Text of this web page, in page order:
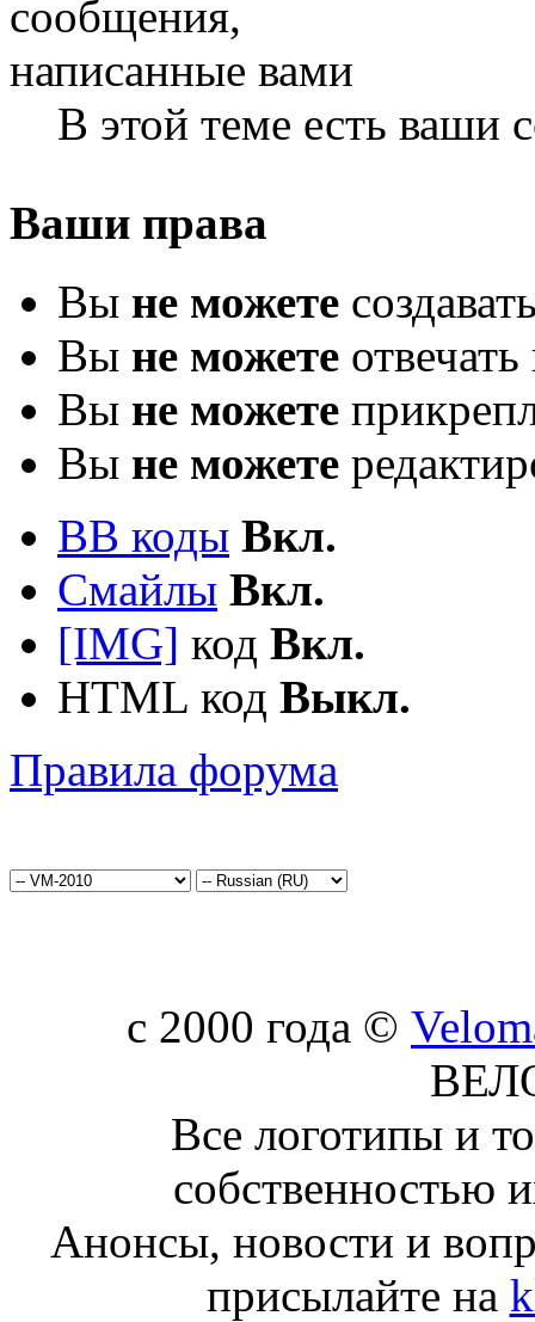
В этой теме есть ваши
Ваши права
Вы не можете
Вы не можете
Вы не можете
Вы не можете
BB коды Вкл.
Смайлы Вкл.
[IMG] код Вкл.
HTML код Выкл.
Правила форума
c 2000 года ©
Все логотипы и
собственностью
Анонсы, новости и
присылайте на